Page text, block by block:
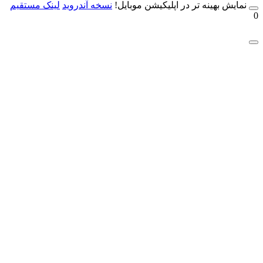
بهینه تر در اپلیکیشن موبایل!نسخه آندروید لینک مستقیم